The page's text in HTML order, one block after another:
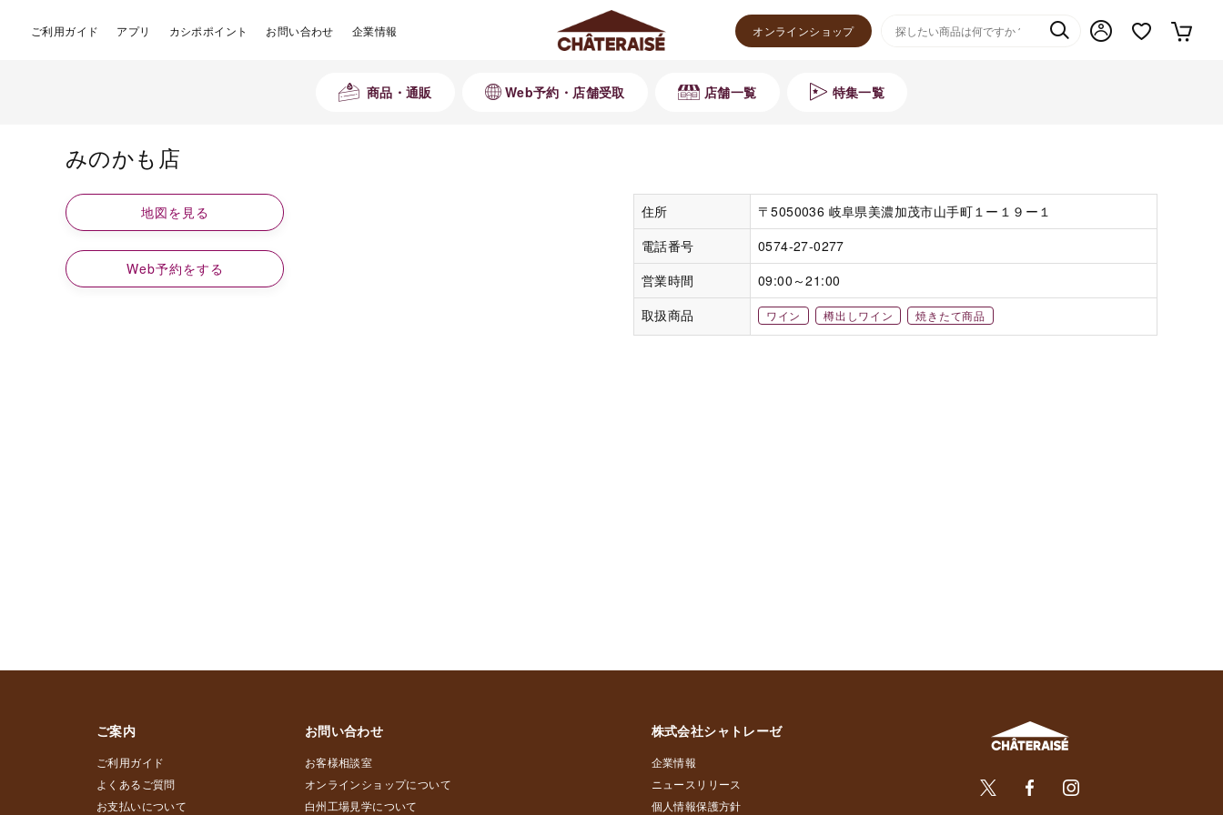
ご利用ガイド アプリ カシポポイント お問い合わせ 企業情報 オンラインショップ
商品・通販 Web予約・店舗受取 店舗一覧 特集一覧
みのかも店
住所
〒5050036 岐阜県美濃加茂市山手町１ー１９ー１
電話番号
0574-27-0277
営業時間
09:00～21:00
取扱商品
ワイン 樽出しワイン 焼きたて商品
地図を見る
Web予約をする
ご案内
ご利用ガイド
よくあるご質問
お支払いについて
お問い合わせ
お客様相談室
オンラインショップについて
白州工場見学について
株式会社シャトレーゼ
企業情報
ニュースリリース
個人情報保護方針